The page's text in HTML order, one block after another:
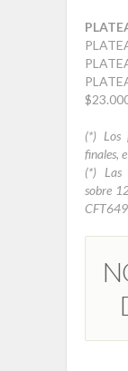
(*) Los
finales,
(*) Las
sobre